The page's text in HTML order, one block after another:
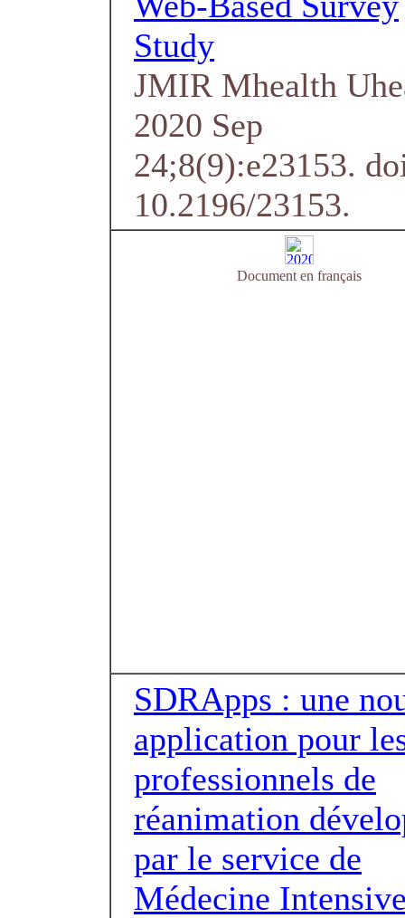
Study
JMIR Mhealth
2020 Sep
24;8(9):e23153.
10.2196/23153.
Document en français
SDRApps : une
application pour
professionnels de
réanimation
par le service de
Médecine